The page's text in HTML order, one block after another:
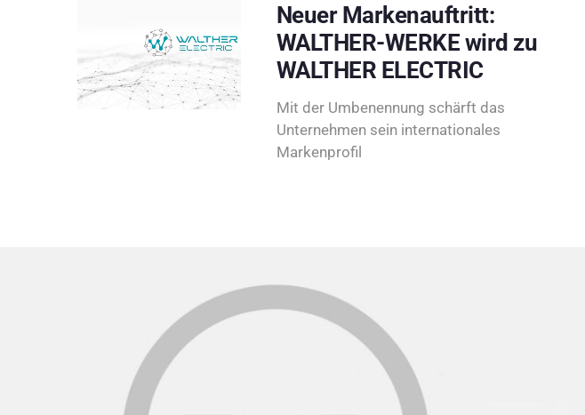
Neuer Markenauftritt:
WALTHER-WERKE wird zu
WALTHER ELECTRIC
Mit der Umbenennung schärft das
Unternehmen sein internationales
Markenprofil